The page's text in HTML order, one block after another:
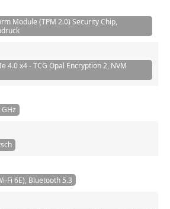
Module (TPM 2.0) Security Chip,
4.0 x4 - TCG Opal Encryption 2, NVM
Fi 6E), Bluetooth 5.3